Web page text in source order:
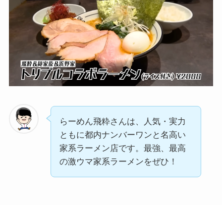
らーめん飛粋さんは、人気・実力
ともに都内ナンバーワンと名高い
家系ラーメン店です。最強、最高
の激ウマ家系ラーメンをぜひ！